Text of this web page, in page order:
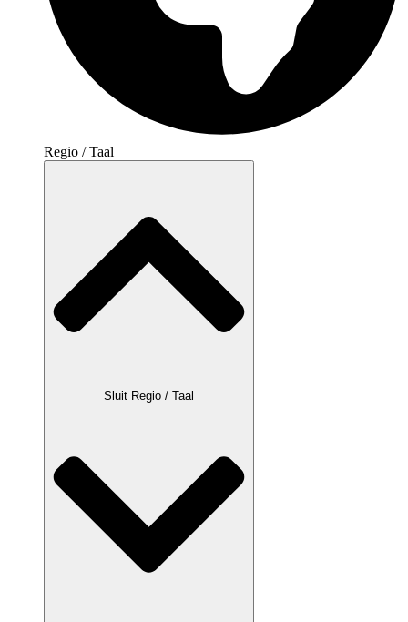
Regio / Taal
Sluit Regio / Taal